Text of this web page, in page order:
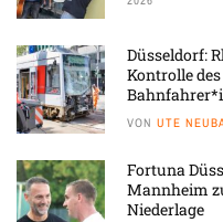
Düsseldorf:
Kontrolle
VON UTE
Fortuna
Mannheim
Niederlage